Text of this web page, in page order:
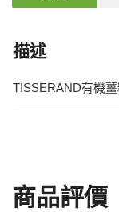
描述
TISSERAND有機
商品評價